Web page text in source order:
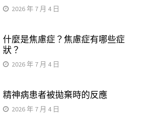
2026 年 7 月 4 日
什麼是焦慮症？焦慮症有哪些症
狀？
2026 年 7 月 4 日
精神病患者被拋棄時的反應
2026 年 7 月 4 日